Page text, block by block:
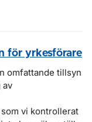
för yrkesförare
omfattande tillsyn
av
vi kontrollerat